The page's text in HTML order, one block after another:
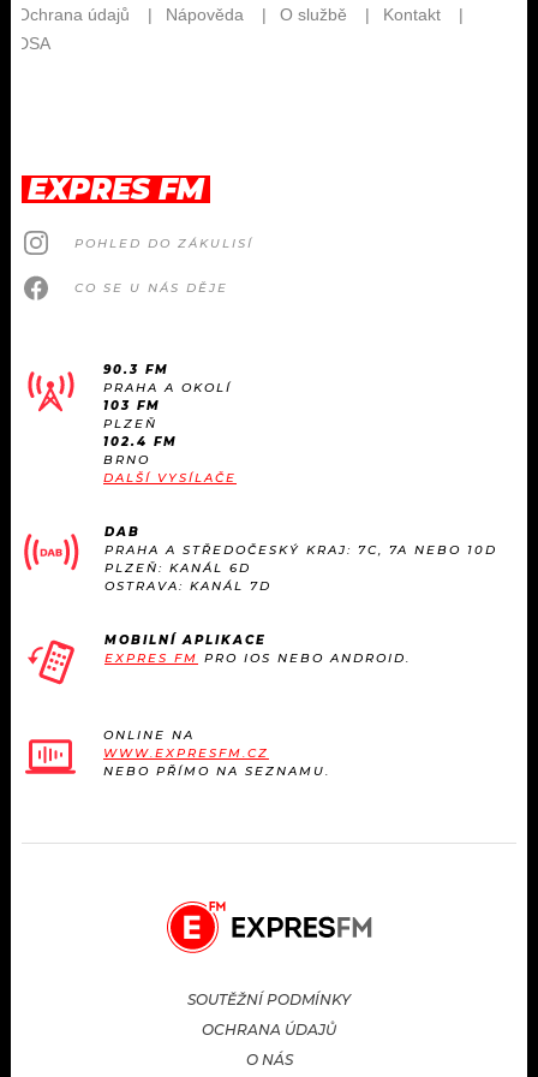
EXPRES FM
POHLED DO ZÁKULISÍ
CO SE U NÁS DĚJE
90.3 FM
PRAHA A OKOLÍ
103 FM
PLZEŇ
102.4 FM
BRNO
DALŠÍ VYSÍLAČE
DAB
PRAHA A STŘEDOČESKÝ KRAJ: 7C, 7A NEBO 10D
PLZEŇ: KANÁL 6D
OSTRAVA: KANÁL 7D
MOBILNÍ APLIKACE
EXPRES FM PRO IOS NEBO ANDROID.
ONLINE NA
WWW.EXPRESFM.CZ
NEBO PŘÍMO NA SEZNAMU.
SOUTĚŽNÍ PODMÍNKY
OCHRANA ÚDAJŮ
O NÁS